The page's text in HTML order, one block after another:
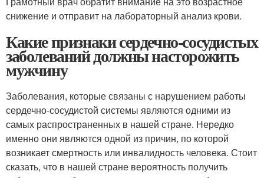
снижение и отправит на лабораторный анализ крови.
Какие признаки сердечно-сосудистых
заболеваний должны насторожить
мужчину
Заболевания, которые связаны с нарушением работы
сердечно-сосудистой системы являются одними из
самых распространенных в нашей стране. Нередко
именно они являются одной из причин, по которой
возникает смертность или инвалидность человека. Стоит
сказать, что в нашей стране вероятность получить